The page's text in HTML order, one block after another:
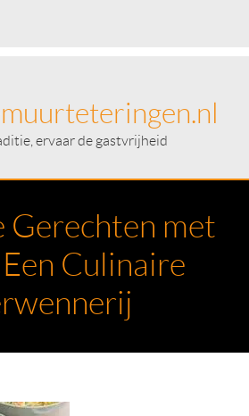
ervaar de gastvrijheid
Gerechten met
Een Culinaire